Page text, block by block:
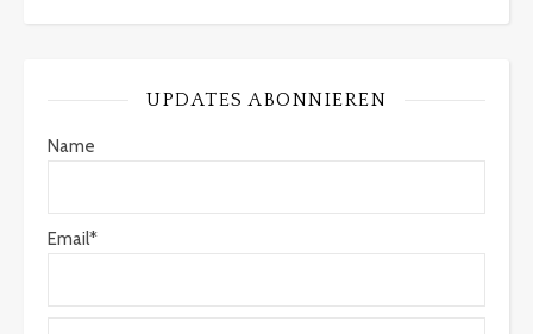
UPDATES ABONNIEREN
Name
Email*